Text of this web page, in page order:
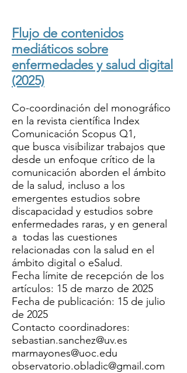
Flujo de contenidos
mediáticos sobre
enfermedades y salud digital
(2025)
Co-coordinación del monográfico
en la revista científica Index
Comunicación Scopus Q1,
que busca visibilizar trabajos que
desde un enfoque crítico de la
comunicación aborden el ámbito
de la salud, incluso a los
emergentes estudios sobre
discapacidad y estudios sobre
enfermedades raras, y en general
a todas las cuestiones
relacionadas con la salud en el
ámbito digital o eSalud.
Fecha límite de recepción de los
artículos: 15 de marzo de 2025
Fecha de publicación: 15 de julio
de 2025
Contacto coordinadores:
sebastian.sanchez@uv.es
marmayones@uoc.edu
observatorio.obladic@gmail.com